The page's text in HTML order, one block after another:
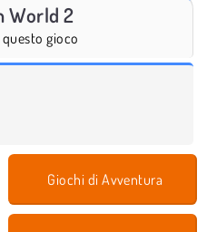
World 2
gioco
Giochi di Avventura